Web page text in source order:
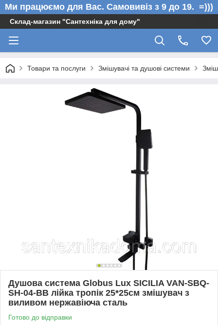
Ми працюємо для Вас. Самовивіз з 9 до 19. =)))
Склад-магазин "Сантехніка для дому"
Товари та послуги Змішувачі та душові системи
Душова система Globus Lux SICILIA VAN-SBQ-
SH-04-BB лійка тропік 25*25см змішувач з
виливом нержавіюча сталь
Готово до відправки